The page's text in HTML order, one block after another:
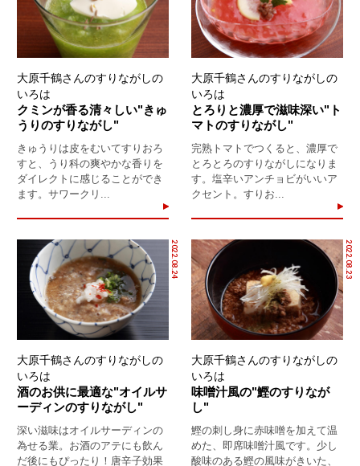
大原千鶴さんのすりながしの
いろは
クミンが香る清々しい"きゅ
うりのすりながし"
きゅうりは皮をむいてすりおろ
すと、うり科の爽やかな香りを
ダイレクトに感じることができ
ます。サワークリ...
大原千鶴さんのすりながしの
いろは
とろりと濃厚で滋味深い"ト
マトのすりながし"
完熟トマトでつくると、濃厚で
とろとろのすりながしになりま
す。塩辛いアンチョビがいいア
クセント。すりお...
2022.08.24
大原千鶴さんのすりながしの
いろは
酒のお供に最適な"オイルサ
ーディンのすりながし"
深い滋味はオイルサーディンの
為せる業。お酒のアテにも飲ん
だ後にもぴったり！唐辛子効果
2022.08.23
大原千鶴さんのすりながしの
いろは
味噌汁風の"鰹のすりなが
し"
鰹の刺し身に赤味噌を加えて温
めた、即席味噌汁風です。少し
酸味のある鰹の風味がきいた、